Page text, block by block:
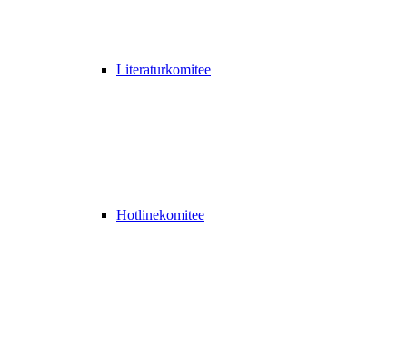
Literaturkomitee
Hotlinekomitee